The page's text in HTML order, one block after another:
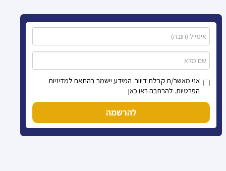
אני מאשר/ת קבלת דיוור. המידע יישמר בהתאם למדיניות
הפרטיות. להרחבה ראו כאן
להרשמה